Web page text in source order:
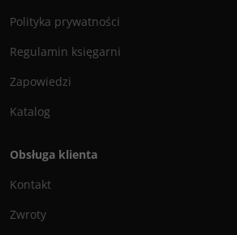
Polityka prywatności
Regulamin księgarni
Zapowiedzi
Katalog
Obsługa klienta
Kontakt
Zwroty